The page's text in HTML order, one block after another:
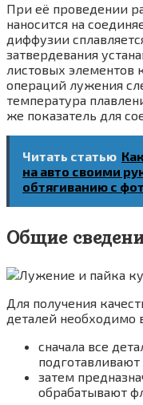
При её проведении
наносится на
диффузии
затвердевания
листовых элементов
операций лужения
температура
же показатель для
Читать статью
на авто своими
обтягиванию с
Общие
Для получения
деталей необходимо
сначала все
затем
обрабатывают